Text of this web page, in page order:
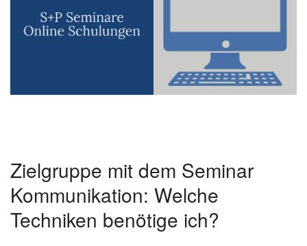
Zielgruppe mit dem Seminar
Kommunikation: Welche
Techniken benötige ich?